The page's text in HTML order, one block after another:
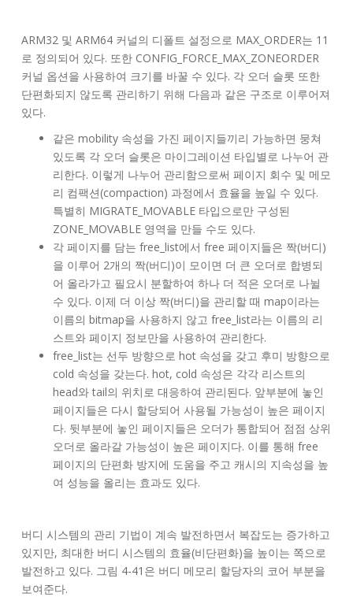
ARM32 및 ARM64 커널의 디폴트 설정으로 MAX_ORDER는 11
로 정의되어 있다. 또한 CONFIG_FORCE_MAX_ZONEORDER
커널 옵션을 사용하여 크기를 바꿀 수 있다. 각 오더 슬롯 또한
단편화되지 않도록 관리하기 위해 다음과 같은 구조로 이루어져
있다.
같은 mobility 속성을 가진 페이지들끼리 가능하면 뭉쳐
있도록 각 오더 슬롯은 마이그레이션 타입별로 나누어 관
리한다. 이렇게 나누어 관리함으로써 페이지 회수 및 메모
리 컴팩션(compaction) 과정에서 효율을 높일 수 있다.
특별히 MIGRATE_MOVABLE 타입으로만 구성된
ZONE_MOVABLE 영역을 만들 수도 있다.
각 페이지를 담는 free_list에서 free 페이지들은 짝(버디)
을 이루어 2개의 짝(버디)이 모이면 더 큰 오더로 합병되
어 올라가고 필요시 분할하여 하나 더 적은 오더로 나뉠
수 있다. 이제 더 이상 짝(버디)을 관리할 때 map이라는
이름의 bitmap을 사용하지 않고 free_list라는 이름의 리
스트와 페이지 정보만을 사용하여 관리한다.
free_list는 선두 방향으로 hot 속성을 갖고 후미 방향으로
cold 속성을 갖는다. hot, cold 속성은 각각 리스트의
head와 tail의 위치로 대응하여 관리된다. 앞부분에 놓인
페이지들은 다시 할당되어 사용될 가능성이 높은 페이지
다. 뒷부분에 놓인 페이지들은 오더가 통합되어 점점 상위
오더로 올라갈 가능성이 높은 페이지다. 이를 통해 free
페이지의 단편화 방지에 도움을 주고 캐시의 지속성을 높
여 성능을 올리는 효과도 있다.
버디 시스템의 관리 기법이 계속 발전하면서 복잡도는 증가하고
있지만, 최대한 버디 시스템의 효율(비단편화)을 높이는 쪽으로
발전하고 있다. 그림 4-41은 버디 메모리 할당자의 코어 부분을
보여준다.